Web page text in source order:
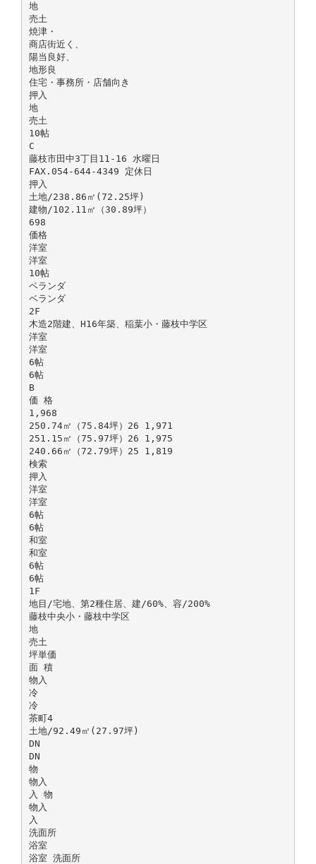
地
売土
焼津・
商店街近く、
陽当良好、
地形良
住宅・事務所・店舗向き
押入
地
売土
10帖
C
藤枝市田中3丁目11-16 水曜日
FAX.054-644-4349 定休日
押入
土地/238.86㎡(72.25坪)
建物/102.11㎡（30.89坪）
698
価格
洋室
洋室
10帖
ベランダ
ベランダ
2F
木造2階建、H16年築、稲葉小・藤枝中学区
洋室
洋室
6帖
6帖
B
価 格
1,968
250.74㎡（75.84坪）26 1,971
251.15㎡（75.97坪）26 1,975
240.66㎡（72.79坪）25 1,819
検索
押入
洋室
洋室
6帖
6帖
和室
和室
6帖
6帖
1F
地目/宅地、第2種住居、建/60%、容/200%
藤枝中央小・藤枝中学区
地
売土
坪単価
面 積
物入
冷
冷
茶町4
土地/92.49㎡(27.97坪)
DN
DN
物
物入
入 物
物入
入
洗面所
浴室
浴室 洗面所